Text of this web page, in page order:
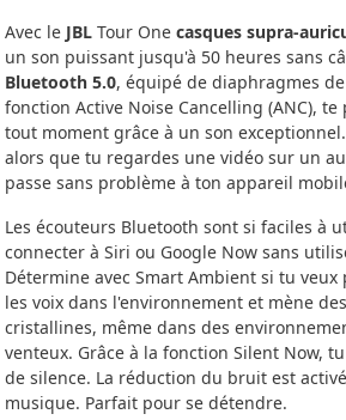
Avec le JBL Tour One casques supra-
un son puissant jusqu'à 50 heures sans
Bluetooth 5.0, équipé de diaphragmes
fonction Active Noise Cancelling (ANC),
tout moment grâce à un son
alors que tu regardes une vidéo sur un
passe sans problème à ton appareil
Les écouteurs Bluetooth sont si faciles à
connecter à Siri ou Google Now sans
Détermine avec Smart Ambient si tu
les voix dans l'environnement et mène
cristallines, même dans des
venteux. Grâce à la fonction Silent Now,
de silence. La réduction du bruit est
musique. Parfait pour se détendre.